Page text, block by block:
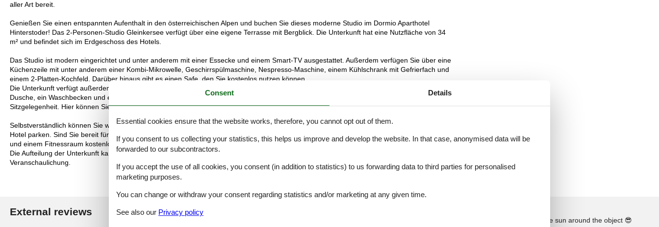
aller Art bereit.
Genießen Sie einen entspannten Aufenthalt in den österreichischen Alpen und buchen Sie dieses moderne Studio im Dormio Aparthotel
Hinterstoder! Das 2-Personen-Studio Gleinkersee verfügt über eine eigene Terrasse mit Bergblick. Die Unterkunft hat eine Nutzfläche von 34
m² und befindet sich im Erdgeschoss des Hotels.
Das Studio ist modern eingerichtet und unter anderem mit einer Essecke und einem Smart-TV ausgestattet. Außerdem verfügen Sie über eine
Küchenzeile mit unter anderem einer Kombi-Mikrowelle, Geschirrspülmaschine, Nespresso-Maschine, einem Kühlschrank mit Gefrierfach und
einem 2-Platten-Kochfeld. Darüber hinaus gibt es einen Safe, den Sie kostenlos nutzen können.
Die Unterkunft verfügt außerdem über ein Doppelbett mit 2 Einzelbettdecken. Im Badezimmer finden Sie eine Badewanne, eine ebenerdige
Dusche, ein Waschbecken und einen Föhn. Es gibt auch eine separate Toilette. Das Studio verfügt außerdem über eine eigene Terrasse mit
Sitzgelegenheit. Hier können Sie sich bei einem leckeren Getränk niederlassen und die schöne Aussicht auf die Berge genießen.
Selbstverständlich können Sie während Ihres Aufenthalts kostenloses WLAN nutzen und Sie können Ihr Auto auf dem Parkplatz direkt vor dem
Hotel parken. Sind Sie bereit für Entspannung? Als Hotelgast können Sie außerdem den Wellnessbereich mit drei Saunen, einem Ruheraum
und einem Fitnessraum kostenlos nutzen.
Die Aufteilung der Unterkunft kann variieren. Die Grundrisse und Bilder vermitteln einen guten Eindruck, dienen aber nur zur
Veranschaulichung.
External reviews Our guest reviews
See the course of the sun around the object 😎
Consent Details
Essential cookies ensure that the website works, therefore, you cannot opt out of them.
If you consent to us collecting your statistics, this helps us improve and develop the website. In that case, anonymised data will be
forwarded to our subcontractors.
If you accept the use of all cookies, you consent (in addition to statistics) to us forwarding data to third parties for personalised
marketing purposes.
You can change or withdraw your consent regarding statistics and/or marketing at any given time.
See also our Privacy policy